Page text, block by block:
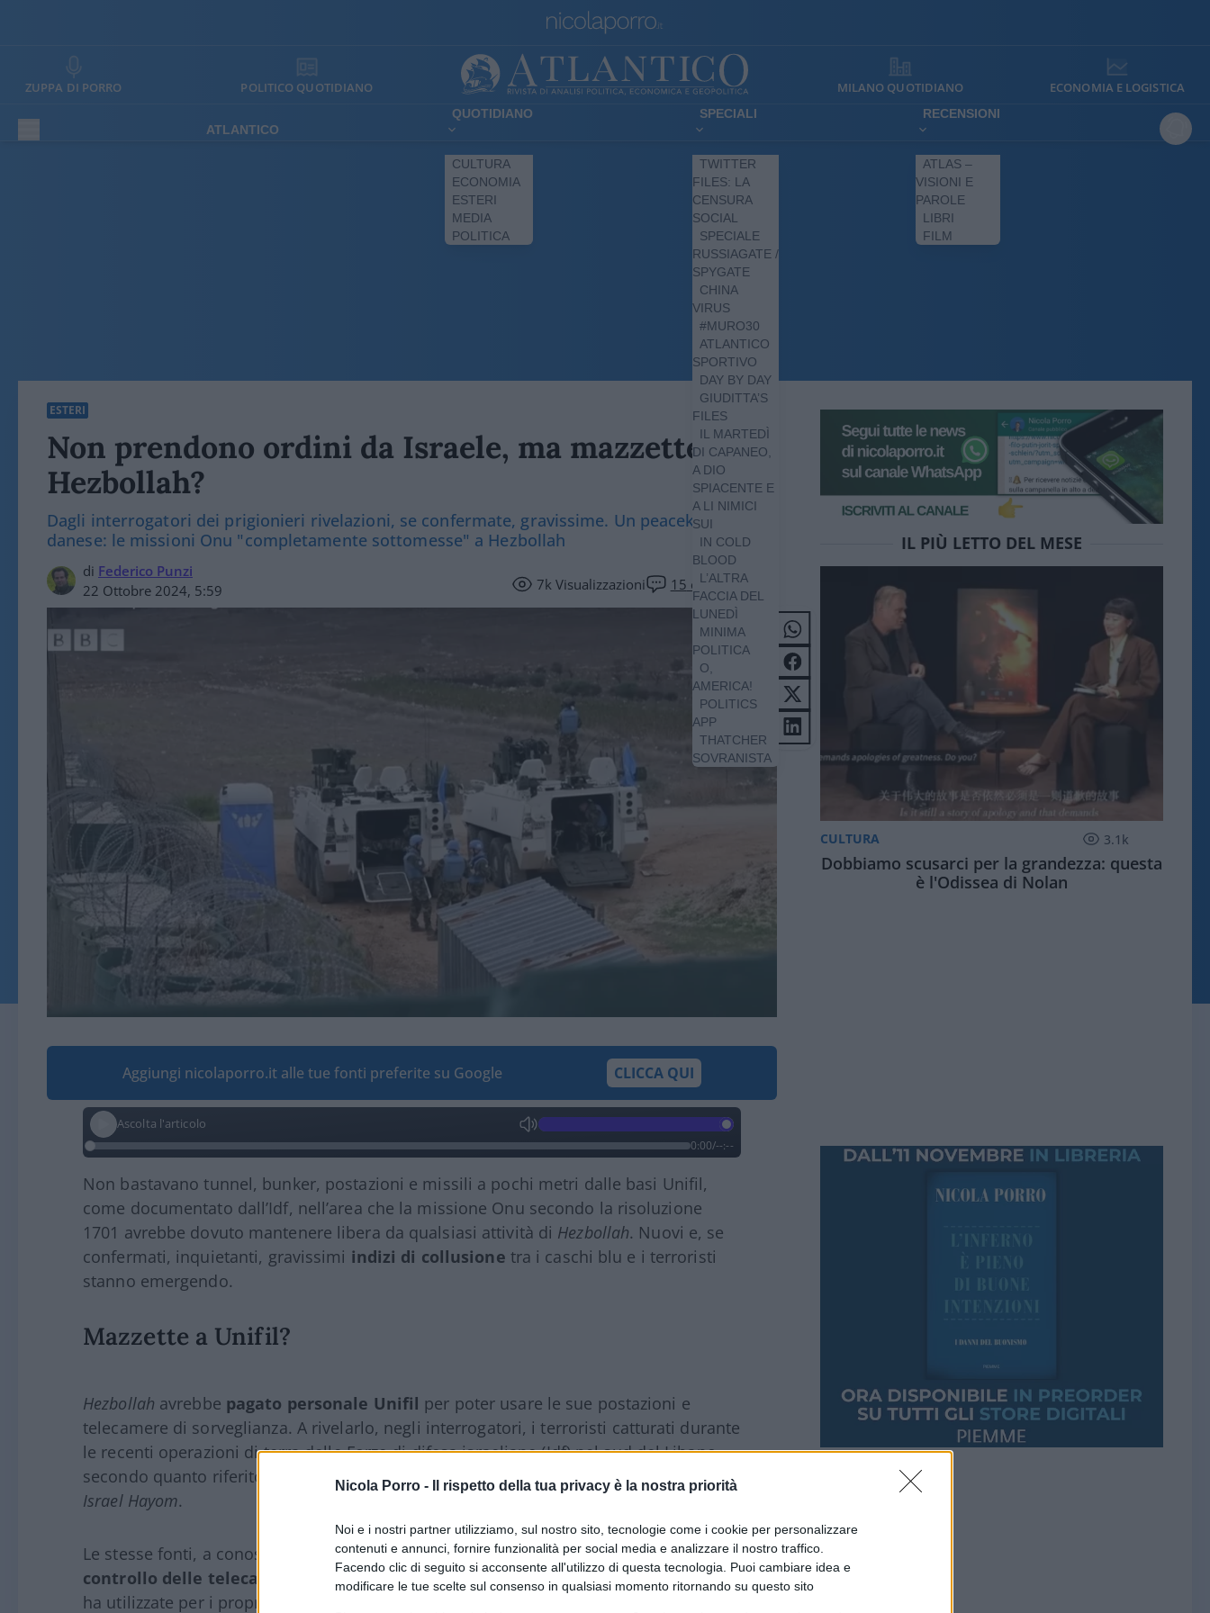
Nicola Porro - Il rispetto della tua privacy è la nostra priorità
Noi e i nostri partner utilizziamo, sul nostro sito, tecnologie come i cookie per personalizzare
contenuti e annunci, fornire funzionalità per social media e analizzare il nostro traffico.
Facendo clic di seguito si acconsente all'utilizzo di questa tecnologia. Puoi cambiare idea e
modificare le tue scelte sul consenso in qualsiasi momento ritornando su questo sito
ZUPPA DI PORRO POLITICO QUOTIDIANO MILANO QUOTIDIANO ECONOMIA E LOGISTICA
ATLANTICO
QUOTIDIANO
CULTURA
ECONOMIA
ESTERI
MEDIA
POLITICA
SPECIALI
TWITTER
FILES: LA
CENSURA
SOCIAL
SPECIALE
RUSSIAGATE /
SPYGATE
CHINA
VIRUS
#MURO30
ATLANTICO
SPORTIVO
DAY BY DAY
GIUDITTA’S
FILES
IL MARTEDÌ
DI CAPANEO,
A DIO
SPIACENTE E
A LI NIMICI
SUI
IN COLD
BLOOD
L’ALTRA
FACCIA DEL
LUNEDÌ
MINIMA
POLITICA
O,
AMERICA!
POLITICS
APP
THATCHER
SOVRANISTA
RECENSIONI
ATLAS –
VISIONI E
PAROLE
LIBRI
FILM
ESTERI
Non prendono ordini da Israele, ma mazzette da
Hezbollah?
Dagli interrogatori dei prigionieri rivelazioni, se confermate, gravissime. Un peacekeeper
danese: le missioni Onu "completamente sottomesse" a Hezbollah
di Federico Punzi
22 Ottobre 2024, 5:59
7k Visualizzazioni 15 commenti
Aggiungi nicolaporro.it alle tue fonti preferite su Google CLICCA QUI
Ascolta l'articolo
0:00/--:--
Non bastavano tunnel, bunker, postazioni e missili a pochi metri dalle basi Unifil,
come documentato dall’Idf, nell’area che la missione Onu secondo la risoluzione
1701 avrebbe dovuto mantenere libera da qualsiasi attività di Hezbollah. Nuovi e, se
confermati, inquietanti, gravissimi indizi di collusione tra i caschi blu e i terroristi
stanno emergendo.
Mazzette a Unifil?
Hezbollah avrebbe pagato personale Unifil per poter usare le sue postazioni e
telecamere di sorveglianza. A rivelarlo, negli interrogatori, i terroristi catturati durante
le recenti operazioni di terra delle Forze di difesa israeliane (Idf) nel sud del Libano,
secondo quanto riferito da fonti degli apparati di sicurezza israeliani al quotidiano
Israel Hayom.
Le stesse fonti, a conoscenza dei dettagli, hanno rivelato cheHezbollahha preso il
controllo delle telecamere dell’Unifil nei complessi vicini al confine israeliano e le
ha utilizzate per i propri scopi (e questo spiegherebbe perché alcune di esse sono
IL PIÙ LETTO DEL MESE
CULTURA 3.1k
Dobbiamo scusarci per la grandezza: questa
è l'Odissea di Nolan